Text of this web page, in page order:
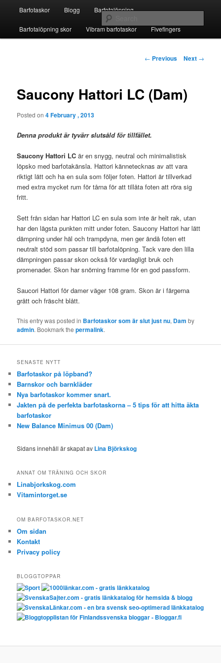
primary
contentBarfotaskor
Barfotaskor Blogg Barfotalöpning
Barfotalöpning skor Vibram barfotaskor Fivefingers
Post
← Previous Next →
Saucony Hattori LC (Dam)
Posted on4 February , 2013
Denna produkt är tyvärr slutsåld för tillfället.
Saucony Hattori LC är en snygg, neutral och minimalistisk
löpsko med barfotakänsla. Hattori kännetecknas av att vara
riktigt lätt och ha en sula som följer foten. Hattori är tillverkad
med extra mycket rum för tårna för att tillåta foten att röra sig
fritt.
Sett från sidan har Hattori LC en sula som inte är helt rak, utan
har den lägsta punkten mitt under foten. Saucony Hattori har lätt
dämpning under häl och trampdyna, men ger ändå foten ett
neutralt stöd som passar till barfotalöpning. Tack vare den lilla
dämpningen passar skon också för vardagligt bruk och
promenader. Skon har snörning framme för en god passform.
Saucori Hattori för damer väger 108 gram. Skon är i färgerna
grått och fräscht blått.
This entry was posted in Barfotaskor som är slut just nu, Dam by
admin. Bookmark thepermalink.
SENASTE NYTT
Barfotaskor på löpband?
Barnskor och barnkläder
Nya barfotaskor kommer snart.
Jakten på de perfekta barfotaskorna – 5 tips för att hitta äkta
barfotaskor
New Balance Minimus 00 (Dam)
Sidans innehåll är skapat av Lina Björkskog
ANNAT OM TRÄNING OCH SKOR
Linabjorkskog.com
Vitamintorget.se
OM BARFOTASKOR.NET
Om sidan
Kontakt
Privacy policy
BLOGGTOPPAR